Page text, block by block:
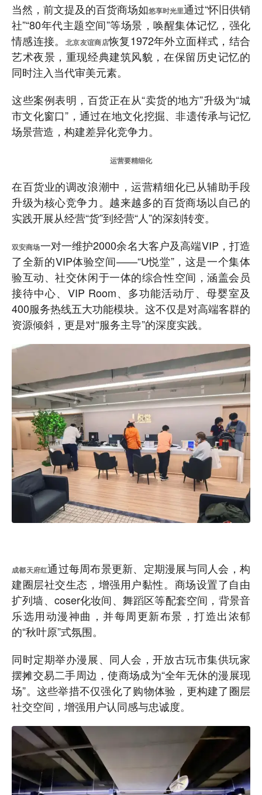
当然，前文提及的百货商场如悠享时光里通过“怀旧供销
社”“80年代主题空间”等场景，唤醒集体记忆，强化
情感连接。
北京友谊商店恢复1972年外立面样式，结合
艺术夜景，重现经典建筑风貌，在保留历史记忆的
同时注入当代审美元素。
这些案例表明，百货正在从“卖货的地方”升级为“城
市文化窗口”，通过在地文化挖掘、非遗传承与记忆
场景营造，构建差异化竞争力。
运营要精细化
在百货业的调改浪潮中，运营精细化已从辅助手段
升级为核心竞争力。越来越多的百货商场以自己的
实践开展从经营“货”到经营“人”的深刻转变。
双安商场一对一维护2000余名大客户及高端VIP，打造
了全新的VIP体验空间——“U悦堂”，这是一个集体
验互动、社交休闲于一体的综合性空间，涵盖会员
接待中心、VIP Room、多功能活动厅、母婴室及
400服务热线五大功能模块。这不仅是对高端客群的
资源倾斜，更是对“服务主导”的深度实践。
成都天府红通过每周布景更新、定期漫展与同人会，构
建圈层社交生态，增强用户黏性。商场设置了自由
扩列墙、coser化妆间、舞蹈区等配套空间，背景音
乐选用动漫神曲，并每周更新布景，打造出浓郁
的“秋叶原”式氛围。
同时定期举办漫展、同人会，开放古玩市集供玩家
摆摊交易二手周边，使商场成为“全年无休的漫展现
场”。这些举措不仅强化了购物体验，更构建了圈层
社交空间，增强用户认同感与忠诚度。